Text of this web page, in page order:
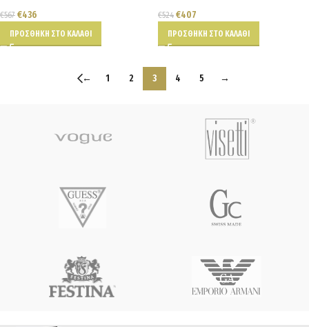
€567 €436
ΠΡΟΣΘΉΚΗ ΣΤΟ ΚΑΛΆΘΙ
€524 €407
ΠΡΟΣΘΉΚΗ ΣΤΟ ΚΑΛΆΘΙ
← 1 2 3 4 5 →